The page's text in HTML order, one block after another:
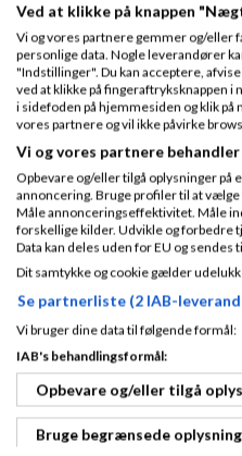
Ved at klikke på knappen
Vi og vores partnere gemmer og/eller
personlige data. Nogle leverandører
"Indstillinger". Du kan acceptere,
ved at klikke på fingeraftryksknappen
i sidefoden på hjemmesiden og klik på
vores partnere og vil ikke påvirke
Vi og vores partnere
Opbevare og/eller tilgå oplysninger
annoncering. Bruge profiler til at
Måle annonceringseffektivitet. Måle
forskellige kilder. Udvikle og forbedre
Data kan deles uden for EU og sendes
Dit samtykke og cookie gælder
Se partnerliste (2 IAB-
Vi bruger dine data til følgende formål:
IAB's behandlingsformål:
Opbevare og/eller tilgå
Bruge begrænsede